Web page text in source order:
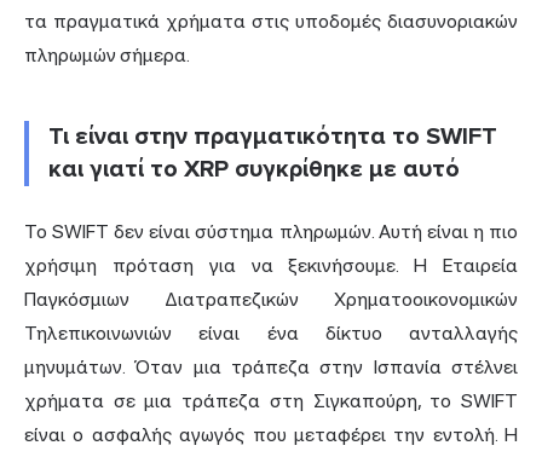
τα πραγματικά χρήματα στις υποδομές διασυνοριακών
πληρωμών σήμερα.
Τι είναι στην πραγματικότητα το SWIFT
και γιατί το XRP συγκρίθηκε με αυτό
Το SWIFT δεν είναι σύστημα πληρωμών. Αυτή είναι η πιο
χρήσιμη πρόταση για να ξεκινήσουμε. Η Εταιρεία
Παγκόσμιων Διατραπεζικών Χρηματοοικονομικών
Τηλεπικοινωνιών είναι ένα δίκτυο ανταλλαγής
μηνυμάτων. Όταν μια τράπεζα στην Ισπανία στέλνει
χρήματα σε μια τράπεζα στη Σιγκαπούρη, το SWIFT
είναι ο ασφαλής αγωγός που μεταφέρει την εντολή. Η